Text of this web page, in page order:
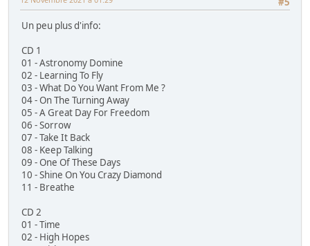
Un peu plus d'info:
CD 1
01 - Astronomy Domine
02 - Learning To Fly
03 - What Do You Want From Me ?
04 - On The Turning Away
05 - A Great Day For Freedom
06 - Sorrow
07 - Take It Back
08 - Keep Talking
09 - One Of These Days
10 - Shine On You Crazy Diamond
11 - Breathe
CD 2
01 - Time
02 - High Hopes